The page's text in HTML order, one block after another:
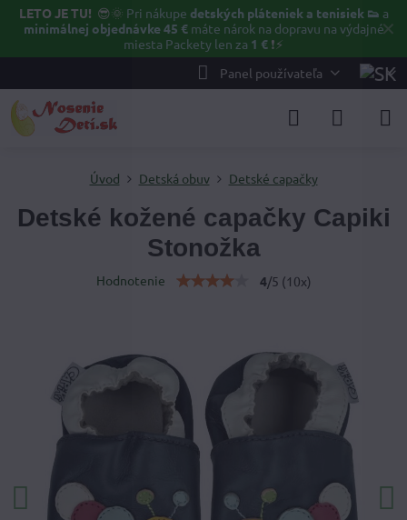
✕
LETO JE TU! 😎🌞 Pri nákupe detských pláteniek a tenisiek 👟 a
minimálnej objednávke 45 €máte nárok na dopravu na výdajné
miesta Packety len za 1 € ❗⚡️
Panel používateľa
Úvod Detská obuv Detské capačky
Detské kožené capačky Capiki
Stonožka
Hodnotenie 4/5 (10x)